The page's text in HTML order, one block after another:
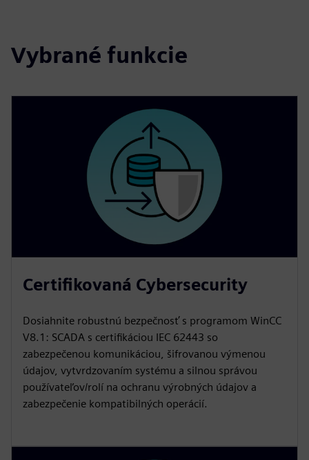
Vybrané funkcie
Certifikovaná Cybersecurity
Dosiahnite robustnú bezpečnosť s programom WinCC
V8.1: SCADA s certifikáciou IEC 62443 so
zabezpečenou komunikáciou, šifrovanou výmenou
údajov, vytvrdzovaním systému a silnou správou
používateľov/rolí na ochranu výrobných údajov a
zabezpečenie kompatibilných operácií.